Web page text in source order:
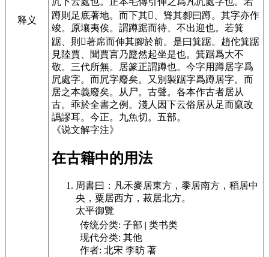
释义
蹲則足底著地。而下其𦞠、聳其厀曰蹲。其字亦作
竣。原壤夷俟。謂蹲踞而待、不出迎也。若箕
踞、則𦞠著席而伸其腳於前。是曰箕踞。趙佗箕踞
見陸賈、聞賈言乃蹷然起坐是也。箕踞爲大不
敬。三代所無。居篆正謂蹲也。今字用蹲居字爲
凥處字。而凥字廢矣。又別製踞字爲蹲居字。而
居之本義廢矣。
从尸。古聲。 各本作古者居从
古。乖於全書之例。淺人因下云俗居从足而竄改
譌謬耳。今正。九魚切。 五部。
《说文解字注》
在古籍中的用法
周書曰：凡禾麥居東方，黍居南方，稻居中
央，粟居西方，菽居北方。
太平御覽
传统分类: 子部 | 类书类
现代分类: 其他
作者: 北宋 李昉 著